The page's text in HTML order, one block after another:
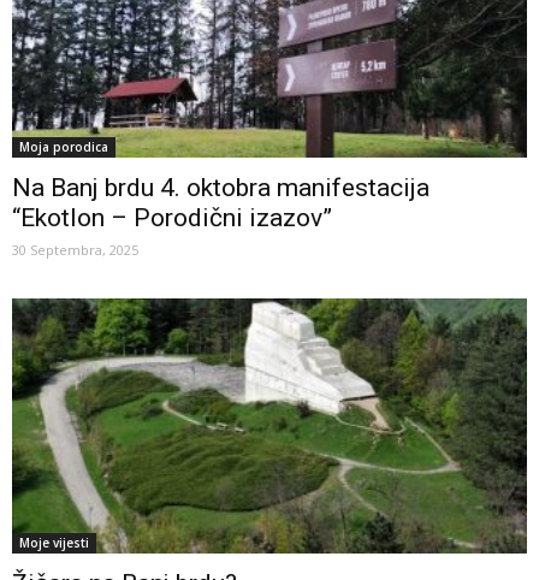
Moja porodica
Na Banj brdu 4. oktobra manifestacija
“Ekotlon – Porodični izazov”
30 Septembra, 2025
Moje vijesti